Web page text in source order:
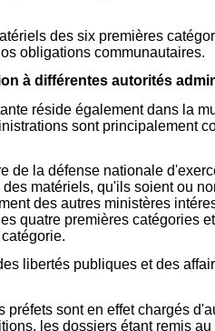
des six premières
obligations communautaires.
à différentes autorités
réside également dans la
sont principalement
la défense nationale
matériels, qu'ils soient ou
des autres ministères
quatre premières catégories
libertés publiques et des
sont en effet chargés
les dossiers étant remis